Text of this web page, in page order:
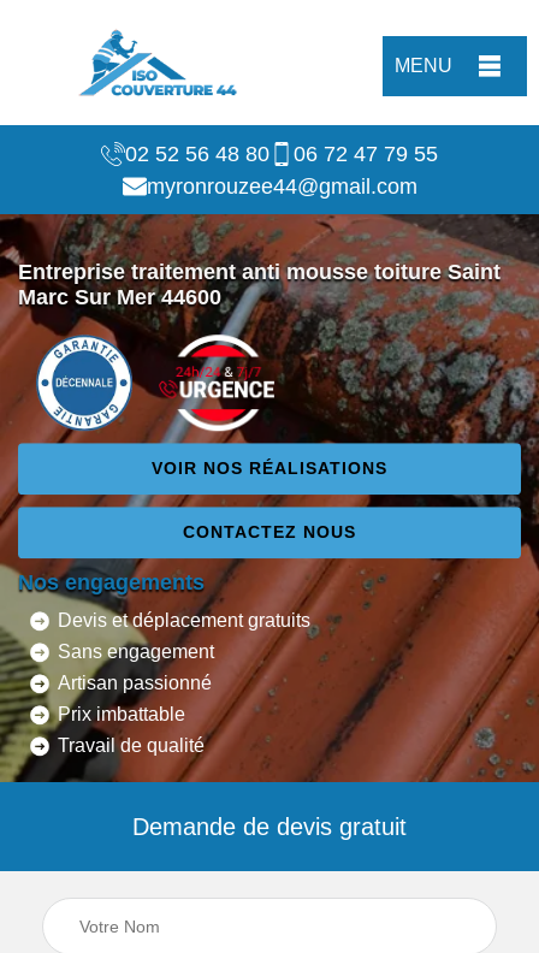
MENU
02 52 56 48 80
06 72 47 79 55
myronrouzee44@gmail.com
Entreprise traitement anti mousse toiture Saint
Marc Sur Mer 44600
VOIR NOS RÉALISATIONS
CONTACTEZ NOUS
Nos engagements
Devis et déplacement gratuits
Sans engagement
Artisan passionné
Prix imbattable
Travail de qualité
Demande de devis gratuit